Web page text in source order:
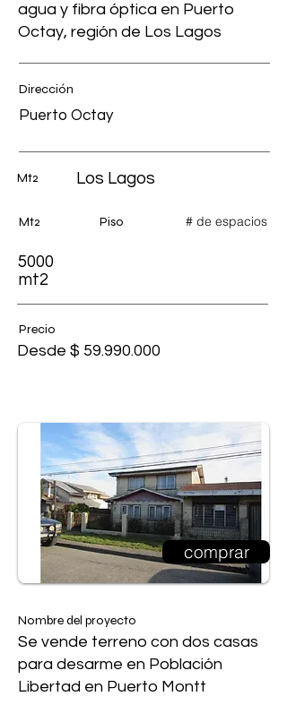
agua y fibra óptica en Puerto
Octay, región de Los Lagos
Dirección
Puerto Octay
Mt2
Mt2
5000
mt2
Los Lagos
Piso # de espacios
Precio
Desde $ 59.990.000
comprar
Nombre del proyecto
Se vende terreno con dos casas
para desarme en Población
Libertad en Puerto Montt